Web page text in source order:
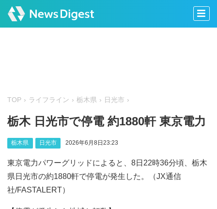
TOP ライフライン 栃木県 日光市
栃木 日光市で停電 約1880軒 東京電力
栃木県 日光市 2026年6月8日23:23
東京電力パワーグリッドによると、8日22時36分頃、栃木
県日光市の約1880軒で停電が発生した。（JX通信
社/FASTALERT）